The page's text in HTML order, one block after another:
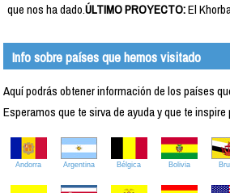
que nos ha dado.ÚLTIMO PROYECTO:El
Info sobre países que hemos visitado
Aquí podrás obtener información de los países
Esperamos que te sirva de ayuda y que te
Andorra Argentina Bélgica Bolivia